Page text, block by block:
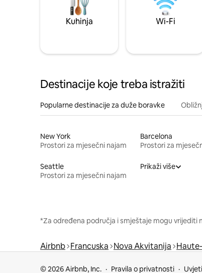
Kuhinja Wi-Fi
Destinacije koje treba istražiti
Popularne destinacije za duže boravke
New York
Prostori za mjesečni najam
Barcelona
Prostori za
Seattle
Prostori za mjesečni najam
Prikaži više
*Za određena područja i smještaje mogu vrijediti
Airbnb Francuska Nova Akvitanija
© 2026 Airbnb, Inc. Pravila o privatnosti Uvjeti